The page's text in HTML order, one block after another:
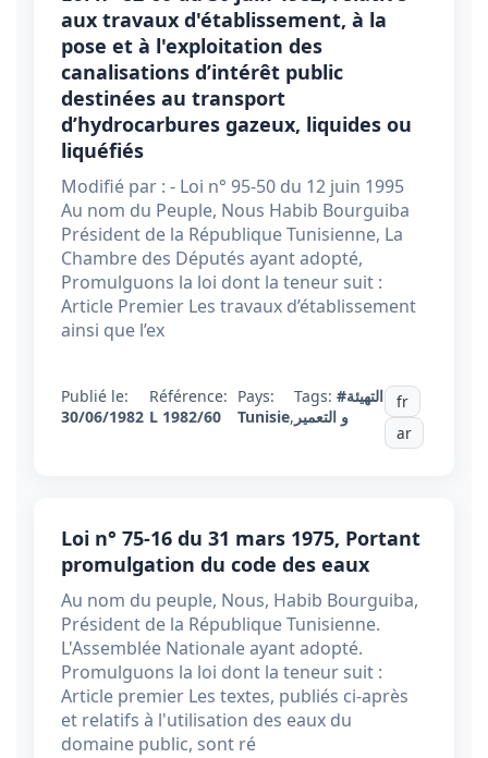
aux travaux d'établissement, à la
pose et à l'exploitation des
canalisations d’intérêt public
destinées au transport
d’hydrocarbures gazeux, liquides ou
liquéfiés
Modifié par : - Loi n° 95-50 du 12 juin 1995
Au nom du Peuple, Nous Habib Bourguiba
Président de la République Tunisienne, La
Chambre des Députés ayant adopté,
Promulguons la loi dont la teneur suit :
Article Premier Les travaux d’établissement
ainsi que l’ex
Publié le:
30/06/1982
Référence:
L 1982/60
Pays:
Tunisie,
Tags: #التهيئة
و التعمير
fr
ar
Loi n° 75-16 du 31 mars 1975, Portant
promulgation du code des eaux
Au nom du peuple, Nous, Habib Bourguiba,
Président de la République Tunisienne.
L'Assemblée Nationale ayant adopté.
Promulguons la loi dont la teneur suit :
Article premier Les textes, publiés ci-après
et relatifs à l'utilisation des eaux du
domaine public, sont ré